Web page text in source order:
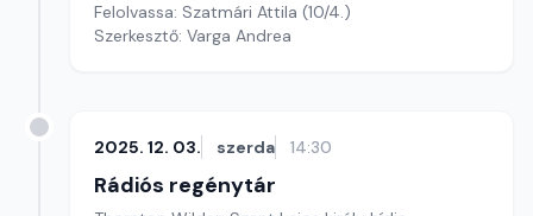
Felolvassa: Szatmári Attila (10/4.)
Szerkesztő: Varga Andrea
2025. 12. 03. szerda 14:30
Rádiós regénytár